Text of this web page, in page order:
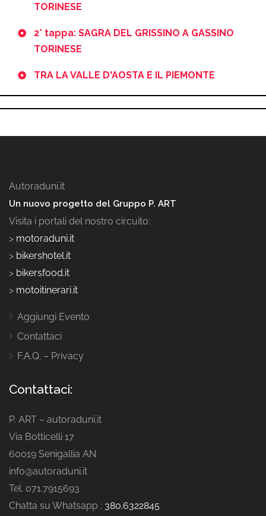
TORINESE
2° tappa: SAGRA DEL GRISSINO A GASSINO
TORINESE
TRA LA VALLE D'AOSTA E IL PIEMONTE
Autoraduni.it
Un nuovo progetto del Gruppo P. ART
Visita i portali del nostro circuito:
> motoraduni.it
> bikershotel.it
> bikersfood.it
> motoitinerari.it
Aggiungi Evento
Contattaci
F.A.Q. – Privacy
Contattaci:
P. ART – autoraduni.it
Via Botticelli 17
60019 Senigallia AN
info@autoraduni.it
Tel. 071.7915693
Chatta su Whatsapp : 380.6322845